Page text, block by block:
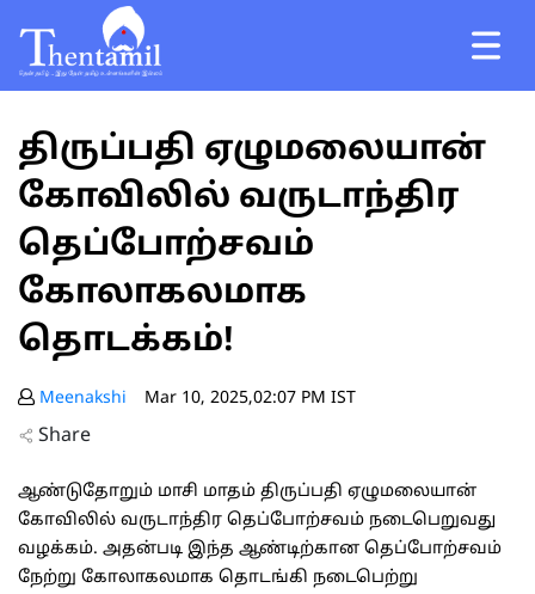
திருப்பதி ஏழுமலையான்
கோவிலில் வருடாந்திர
தெப்போற்சவம்
கோலாகலமாக
தொடக்கம்!
Meenakshi Mar 10, 2025,02:07 PM IST
Share
ஆண்டுதோறும் மாசி மாதம் திருப்பதி ஏழுமலையான்
கோவிலில் வருடாந்திர தெப்போற்சவம் நடைபெறுவது
வழக்கம். அதன்படி இந்த ஆண்டிற்கான தெப்போற்சவம்
நேற்று கோலாகலமாக தொடங்கி நடைபெற்று